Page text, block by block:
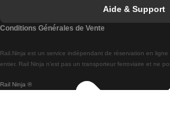
Trains de Lisbonne à
Trains de Braga à
Rail Ninja ®
Rail.Ninja est un service indépendant de réservation en
entier. Rail Ninja n'est pas un transporteur ferroviaire et ne
Aide & Support
Conditions Générales de Vente